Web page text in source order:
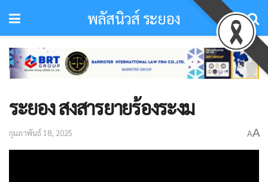
พลัสนิวส์ ระยอง
ระยอง สงสารยายร้องระงม
กุมภาพันธ์ 18, 2025 AA